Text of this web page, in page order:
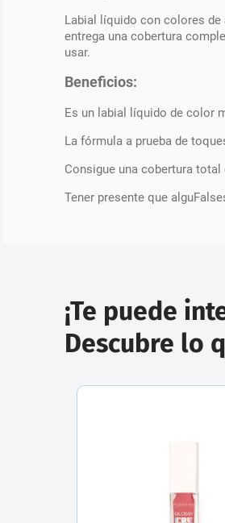
Labial líquido con colores de
entrega una cobertura
usar.
Beneficios:
Es un labial líquido de color
La fórmula a prueba de
Consigue una cobertura
Tener presente que
¡Te puede
Descubre lo